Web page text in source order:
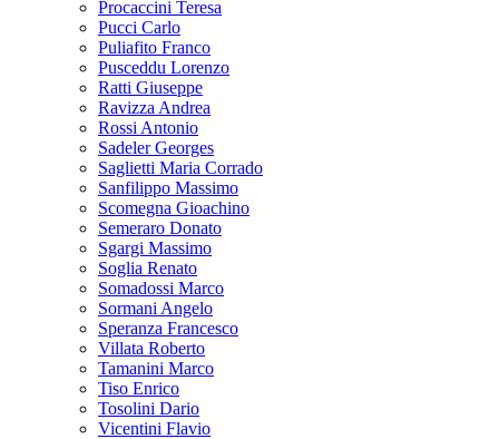
Procaccini Teresa
Pucci Carlo
Puliafito Franco
Pusceddu Lorenzo
Ratti Giuseppe
Ravizza Andrea
Rossi Antonio
Sadeler Georges
Saglietti Maria Corrado
Sanfilippo Massimo
Scomegna Gioachino
Semeraro Donato
Sgargi Massimo
Soglia Renato
Somadossi Marco
Sormani Angelo
Speranza Francesco
Villata Roberto
Tamanini Marco
Tiso Enrico
Tosolini Dario
Vicentini Flavio